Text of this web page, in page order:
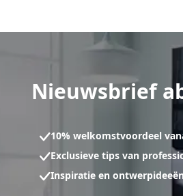
Nieuwsbrief
10% welkomstvoordeel
Exclusieve tips van
Inspiratie en ontwerpideeën